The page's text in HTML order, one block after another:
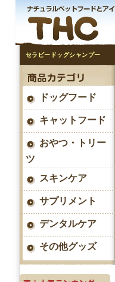
セラピードッグシャンプー
ドッグフード
キャットフード
おやつ・トリー
ツ
スキンケア
サプリメント
デンタルケア
その他グッズ